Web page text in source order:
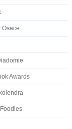
Osace
Awards